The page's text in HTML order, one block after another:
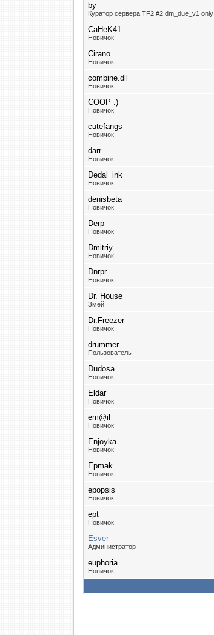
by
Куратор сервера TF2 #2 dm_due_v1 only
CaHeK41
Новичок
Cirano
Новичок
combine.dll
Новичок
COOP :)
Новичок
cutefangs
Новичок
darr
Новичок
Dedal_ink
Новичок
denisbeta
Новичок
Derp
Новичок
Dmitriy
Новичок
Dnrpr
Новичок
Dr. House
Змей
Dr.Freezer
Новичок
drummer
Пользователь
Dudosa
Новичок
Eldar
Новичок
em@il
Новичок
Enjoyka
Новичок
Epmak
Новичок
epopsis
Новичок
ept
Новичок
Esver
Администратор
euphoria
Новичок